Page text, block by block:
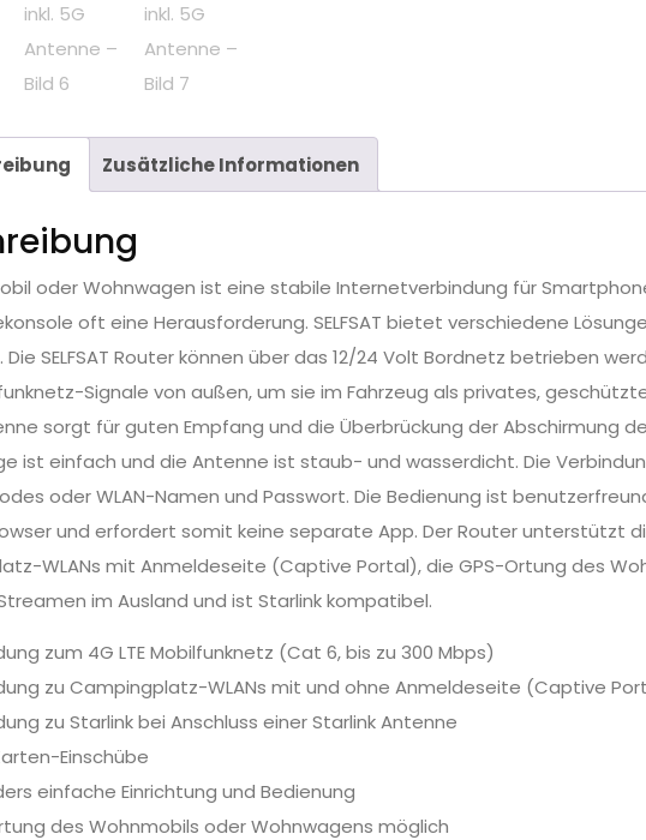
Zusätzliche Informationen
oder Wohnwagen ist eine stabile Internetverbindung für
oft eine Herausforderung. SELFSAT bietet verschiedene
SELFSAT Router können über das 12/24 Volt Bordnetz betrieben
Signale von außen, um sie im Fahrzeug als privates,
sorgt für guten Empfang und die Überbrückung der Abschirmung
ist einfach und die Antenne ist staub- und wasserdicht. Die
oder WLAN-Namen und Passwort. Die Bedienung ist
und erfordert somit keine separate App. Der Router unterstützt
WLANs mit Anmeldeseite (Captive Portal), die GPS-Ortung des
im Ausland und ist Starlink kompatibel.
zum 4G LTE Mobilfunknetz (Cat 6, bis zu 300 Mbps)
zu Campingplatz-WLANs mit und ohne Anmeldeseite (Captive
zu Starlink bei Anschluss einer Starlink Antenne
Einschübe
einfache Einrichtung und Bedienung
des Wohnmobils oder Wohnwagens möglich